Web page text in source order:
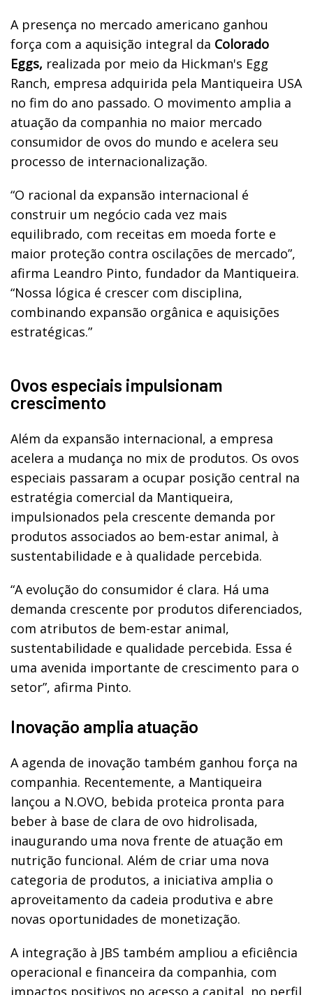
A presença no mercado americano ganhou
força com a aquisição integral da Colorado
Eggs, realizada por meio da Hickman's Egg
Ranch, empresa adquirida pela Mantiqueira USA
no fim do ano passado. O movimento amplia a
atuação da companhia no maior mercado
consumidor de ovos do mundo e acelera seu
processo de internacionalização.
“O racional da expansão internacional é
construir um negócio cada vez mais
equilibrado, com receitas em moeda forte e
maior proteção contra oscilações de mercado”,
afirma Leandro Pinto, fundador da Mantiqueira.
“Nossa lógica é crescer com disciplina,
combinando expansão orgânica e aquisições
estratégicas.”
Ovos especiais impulsionam
crescimento
Além da expansão internacional, a empresa
acelera a mudança no mix de produtos. Os ovos
especiais passaram a ocupar posição central na
estratégia comercial da Mantiqueira,
impulsionados pela crescente demanda por
produtos associados ao bem-estar animal, à
sustentabilidade e à qualidade percebida.
“A evolução do consumidor é clara. Há uma
demanda crescente por produtos diferenciados,
com atributos de bem-estar animal,
sustentabilidade e qualidade percebida. Essa é
uma avenida importante de crescimento para o
setor”, afirma Pinto.
Inovação amplia atuação
A agenda de inovação também ganhou força na
companhia. Recentemente, a Mantiqueira
lançou a N.OVO, bebida proteica pronta para
beber à base de clara de ovo hidrolisada,
inaugurando uma nova frente de atuação em
nutrição funcional. Além de criar uma nova
categoria de produtos, a iniciativa amplia o
aproveitamento da cadeia produtiva e abre
novas oportunidades de monetização.
A integração à JBS também ampliou a eficiência
operacional e financeira da companhia, com
impactos positivos no acesso a capital, no perfil